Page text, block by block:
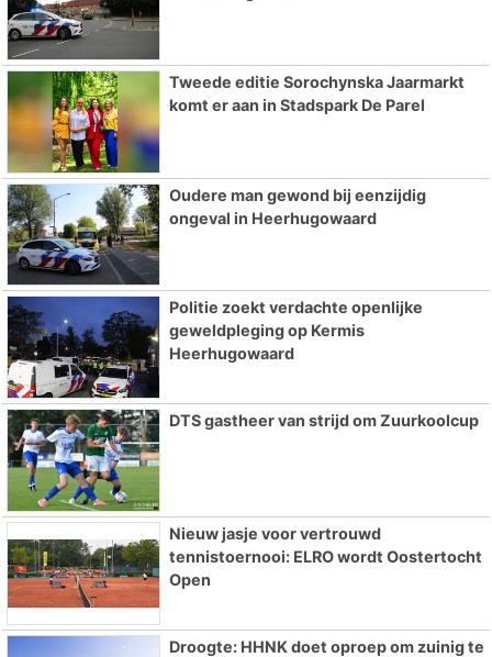
Tweede editie Sorochynska Jaarmarkt
komt er aan in Stadspark De Parel
Oudere man gewond bij eenzijdig
ongeval in Heerhugowaard
Politie zoekt verdachte openlijke
geweldpleging op Kermis
Heerhugowaard
DTS gastheer van strijd om Zuurkoolcup
Nieuw jasje voor vertrouwd
tennistoernooi: ELRO wordt Oostertocht
Open
Droogte: HHNK doet oproep om zuinig te